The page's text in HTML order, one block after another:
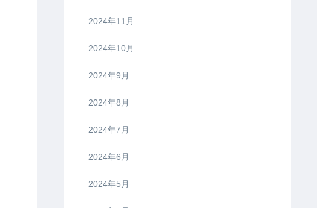
2024年11月
2024年10月
2024年9月
2024年8月
2024年7月
2024年6月
2024年5月